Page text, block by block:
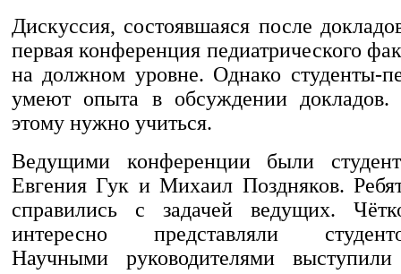
Дискуссия, состоявшаяся после
первая конференция педиатрического
на должном уровне. Однако студенты-
умеют опыта в обсуждении докладов.
этому нужно учиться.
Ведущими конференции были
Евгения Гук и Михаил Поздняков.
справились с задачей ведущих.
интересно представляли
Научными руководителями выступили